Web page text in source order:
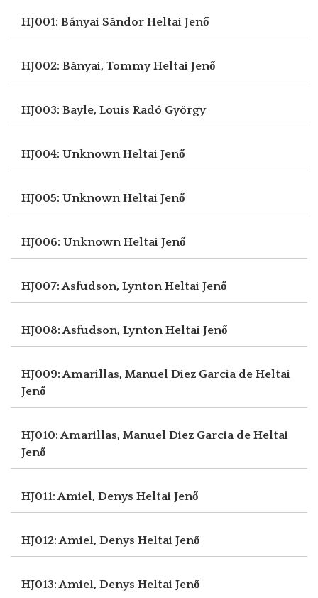
HJ001: Bányai Sándor Heltai Jenő
HJ002: Bányai, TommyHeltai Jenő
HJ003: Bayle, Louis Radó György
HJ004: UnknownHeltai Jenő
HJ005: UnknownHeltai Jenő
HJ006: UnknownHeltai Jenő
HJ007: Asfudson, LyntonHeltai Jenő
HJ008: Asfudson, LyntonHeltai Jenő
HJ009: Amarillas, Manuel Diez Garcia de Heltai
Jenő
HJ010: Amarillas, Manuel Diez Garcia de Heltai
Jenő
HJ011: Amiel, Denys Heltai Jenő
HJ012: Amiel, Denys Heltai Jenő
HJ013: Amiel, Denys Heltai Jenő